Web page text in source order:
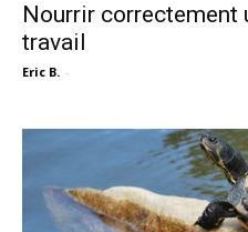
Nourrir correctement
travail
Eric B. -